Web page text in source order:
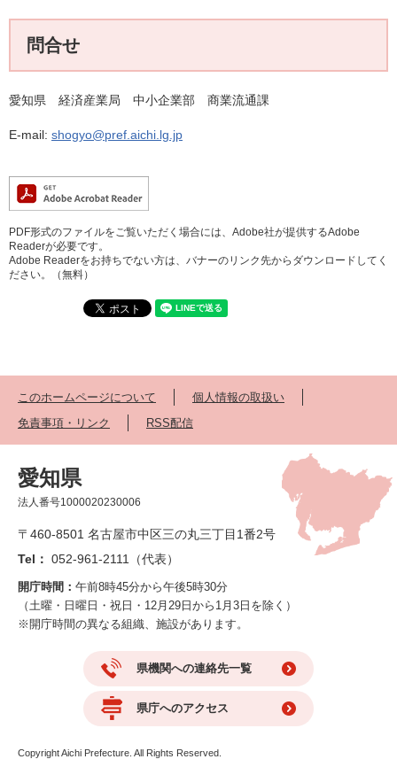
問合せ
愛知県 経済産業局 中小企業部 商業流通課
E-mail: shogyo@pref.aichi.lg.jp
PDF形式のファイルをご覧いただく場合には、Adobe社が提供するAdobe
Readerが必要です。
Adobe Readerをお持ちでない方は、バナーのリンク先からダウンロードしてく
ださい。（無料）
このホームページについて
個人情報の取扱い
免責事項・リンク
RSS配信
愛知県
法人番号1000020230006
〒460-8501 名古屋市中区三の丸三丁目1番2号
Tel： 052-961-2111（代表）
開庁時間： 午前8時45分から午後5時30分
（土曜・日曜日・祝日・12月29日から1月3日を除く）
※開庁時間の異なる組織、施設があります。
県機関への連絡先一覧
県庁へのアクセス
Copyright Aichi Prefecture. All Rights Reserved.